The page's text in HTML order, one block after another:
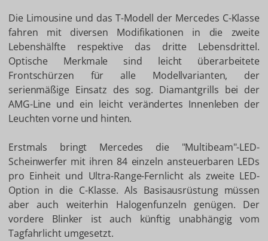
Die Limousine und das T-Modell der Mercedes C-Klasse
fahren mit diversen Modifikationen in die zweite
Lebenshälfte respektive das dritte Lebensdrittel.
Optische Merkmale sind leicht überarbeitete
Frontschürzen für alle Modellvarianten, der
serienmäßige Einsatz des sog. Diamantgrills bei der
AMG-Line und ein leicht verändertes Innenleben der
Leuchten vorne und hinten.
Erstmals bringt Mercedes die "Multibeam"-LED-
Scheinwerfer mit ihren 84 einzeln ansteuerbaren LEDs
pro Einheit und Ultra-Range-Fernlicht als zweite LED-
Option in die C-Klasse. Als Basisausrüstung müssen
aber auch weiterhin Halogenfunzeln genügen. Der
vordere Blinker ist auch künftig unabhängig vom
Tagfahrlicht umgesetzt.